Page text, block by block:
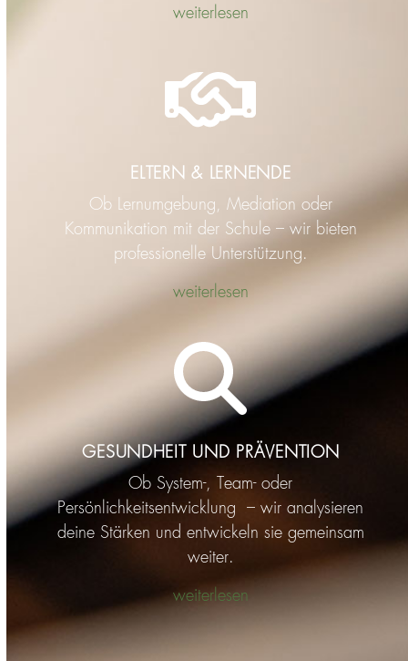
weiterlesen
ELTERN & LERNENDE
Ob Lernumgebung, Mediation oder
Kommunikation mit der Schule – wir bieten
professionelle Unterstützung.
weiterlesen
GESUNDHEIT UND PRÄVENTION
Ob System-, Team- oder
Persönlichkeitsentwicklung – wir analysieren
deine Stärken und entwickeln sie gemeinsam
weiter.
weiterlesen